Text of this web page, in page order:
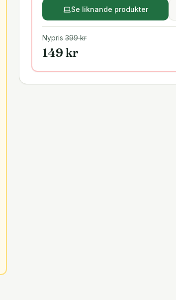
Se liknande produkter
Nypris 399kr
149 kr